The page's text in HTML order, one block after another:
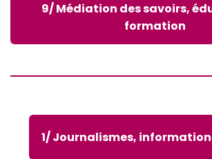
9/ Médiation des savoirs,
formation
1/ Journalismes,